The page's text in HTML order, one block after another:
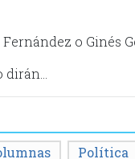
o Ginés
Política